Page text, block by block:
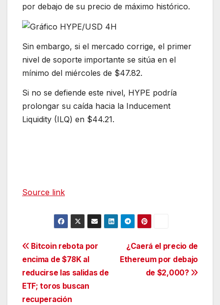
por debajo de su precio de máximo histórico.
Sin embargo, si el mercado corrige, el primer
nivel de soporte importante se sitúa en el
mínimo del miércoles de $47.82.
Si no se defiende este nivel, HYPE podría
prolongar su caída hacia la Inducement
Liquidity (ILQ) en $44.21.
Source link
Navegación
de
entradas
¿Caerá el precio de
Ethereum por debajo
de $2,000?
Bitcoin rebota por
encima de $78K al
reducirse las salidas de
ETF; toros buscan
recuperación